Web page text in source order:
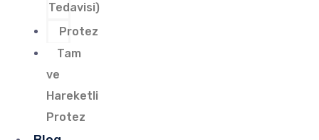
Tedavisi)
Protez
Tam
ve
Hareketli
Protez